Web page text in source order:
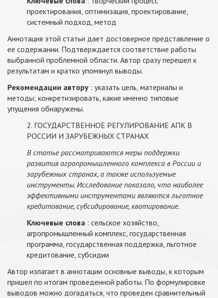
проектирования, оптимизация, проектирование,
системный подход, метод
Аннотация этой статьи дает достоверное представление о
ее содержании. Подтверждается соответствие работы
выбранной проблемной области. Автор сразу перешел к
результатам и кратко упомянул выводы.
Рекомендации автору : указать цель, материалы и
методы; конкретизировать, какие именно типовые
упущения обнаружены.
2. ГОСУДАРСТВЕННОЕ РЕГУЛИРОВАНИЕ АПК В
РОССИИ И ЗАРУБЕЖНЫХ СТРАНАХ
В статье рассматриваются меры поддержки
развития агропромышленного комплекса в России и
зарубежных странах, а также используемые
инструменты. Исследование показало, что наиболее
эффективными инструментами являются льготное
кредитование, субсидирование, квотирование.
Ключевые слова : сельское хозяйство,
агропромышленный комплекс, государственная
программа, государственная поддержка, льготное
кредитование, субсидии
Автор излагает в аннотации основные выводы, к которым
пришел по итогам проведенной работы. По формулировке
выводов можно догадаться, что проведен сравнительный